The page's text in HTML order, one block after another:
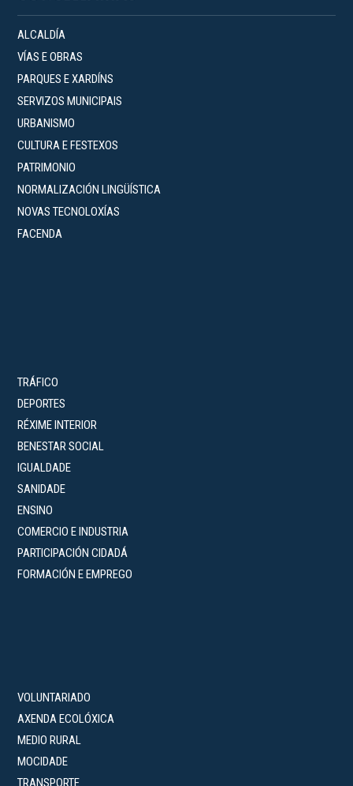
ALCALDÍA
VÍAS E OBRAS
PARQUES E XARDÍNS
SERVIZOS MUNICIPAIS
URBANISMO
CULTURA E FESTEXOS
PATRIMONIO
NORMALIZACIÓN LINGÜÍSTICA
NOVAS TECNOLOXÍAS
FACENDA
TRÁFICO
DEPORTES
RÉXIME INTERIOR
BENESTAR SOCIAL
IGUALDADE
SANIDADE
ENSINO
COMERCIO E INDUSTRIA
PARTICIPACIÓN CIDADÁ
FORMACIÓN E EMPREGO
VOLUNTARIADO
AXENDA ECOLÓXICA
MEDIO RURAL
MOCIDADE
TRANSPORTE